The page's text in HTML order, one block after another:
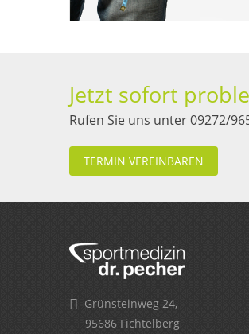
Jetzt sofort
Rufen Sie uns unter 09272/
TERMIN VEREINBAREN
Grünsteinweg 24,
95686 Fichtelberg